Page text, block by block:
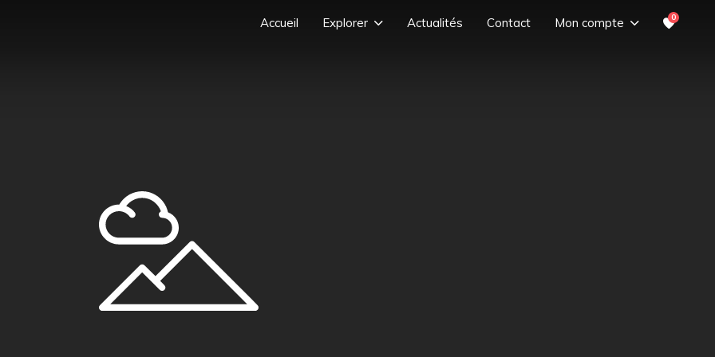
Accueil Explorer Actualités Contact Mon compte 0